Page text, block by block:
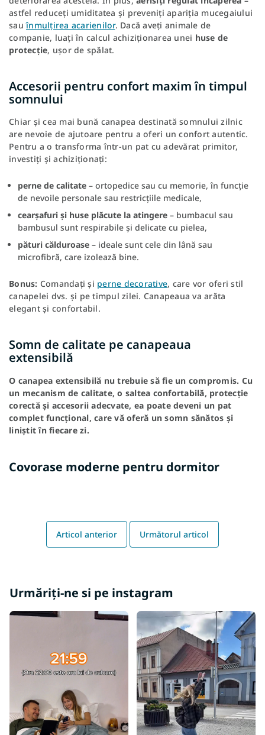
astfel reduceți umiditatea și preveniți apariția mucegaiului
sauînmulțirea acarienilor. Dacă aveți animale de
companie, luați în calcul achiziționarea unei huse de
protecție, ușor de spălat.
Accesorii pentru confort maxim în timpul
somnului
Chiar și cea mai bună canapea destinată somnului zilnic
are nevoie de ajutoare pentru a oferi un confort autentic.
Pentru a o transforma într-un pat cu adevărat primitor,
investiți și achiziționați:
perne de calitate – ortopedice sau cu memorie, în funcție
de nevoile personale sau restricțiile medicale,
cearșafuri și huse plăcute la atingere – bumbacul sau
bambusul sunt respirabile și delicate cu pielea,
pături călduroase – ideale sunt cele din lână sau
microfibră, care izolează bine.
Bonus: Comandați și perne decorative, care vor oferi stil
canapelei dvs. și pe timpul zilei. Canapeaua va arăta
elegant și confortabil.
Somn de calitate pe canapeaua
extensibilă
O canapea extensibilă nu trebuie să fie un compromis. Cu
un mecanism de calitate, o saltea confortabilă, protecție
corectă și accesorii adecvate, ea poate deveni un pat
complet funcțional, care vă oferă un somn sănătos și
liniștit în fiecare zi.
Covorase moderne pentru dormitor
Articol anterior Următorul articol
Urmăriți-ne si pe instagram